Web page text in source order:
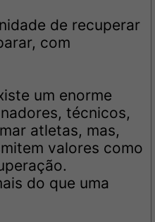
de recuperar
com
um enorme
técnicos,
atletas, mas,
valores como
do que uma